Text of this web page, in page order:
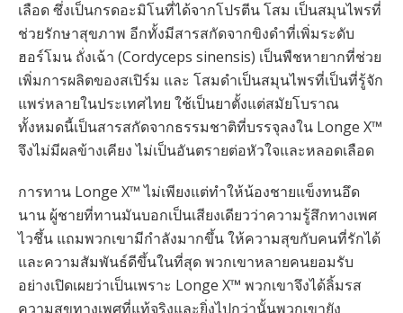
เลือด ซึ่งเป็นกรดอะมิโนที่ได้จากโปรตีน โสม เป็นสมุนไพรที่
ช่วยรักษาสุขภาพ อีกทั้งมีสารสกัดจากขิงดำที่เพิ่มระดับ
ฮอร์โมน ถั่งเฉ้า (Cordyceps sinensis) เป็นพืชหายากที่ช่วย
เพิ่มการผลิตของสเปิร์ม และ โสมดำเป็นสมุนไพรที่เป็นที่รู้จัก
แพร่หลายในประเทศไทย ใช้เป็นยาตั้งแต่สมัยโบราณ
ทั้งหมดนี้เป็นสารสกัดจากธรรมชาติที่บรรจุลงใน Longe X™
จึงไม่มีผลข้างเคียง ไม่เป็นอันตรายต่อหัวใจและหลอดเลือด
การทาน Longe X™ ไม่เพียงแต่ทำให้น้องชายแข็งทนอึด
นาน ผู้ชายที่ทานมันบอกเป็นเสียงเดียวว่าความรู้สึกทางเพศ
ไวชึ้น แถมพวกเขามีกำลังมากขึ้น ให้ความสุขกับคนที่รักได้
และความสัมพันธ์ดีขึ้นในที่สุด พวกเขาหลายคนยอมรับ
อย่างเปิดเผยว่าเป็นเพราะ Longe X™ พวกเขาจึงได้ลิ้มรส
ความสุขทางเพศที่แท้จริงและยิ่งไปกว่านั้นพวกเขายัง